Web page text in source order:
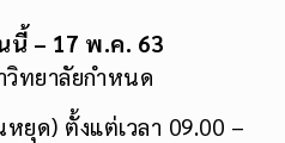
นี้ – 17 พ.ค. 63
ทยาลัยกำหนด
ยุด) ตั้งแต่เวลา 09.00 –